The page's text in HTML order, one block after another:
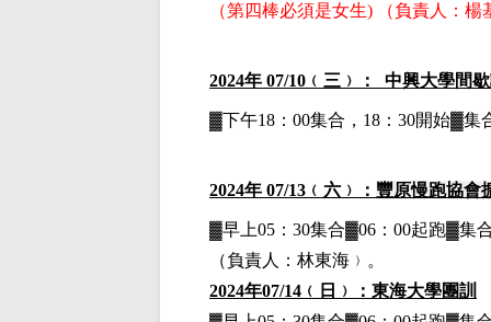
（第四棒必須是女生)
（負責人：楊
2024年 07/10﹙三﹚： 中興大學間
▓下午18：00集合，18：30開始▓
2024年 07/13﹙六﹚： 豐原慢跑協會
▓早上05：30集合▓06：00起跑▓集
（負責人：林東海﹚。
2024年07/14﹙日﹚：東海大學團訓